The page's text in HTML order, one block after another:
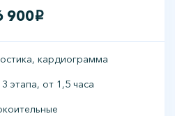
900i
кардиограмма
этапа, от 1,5 часа